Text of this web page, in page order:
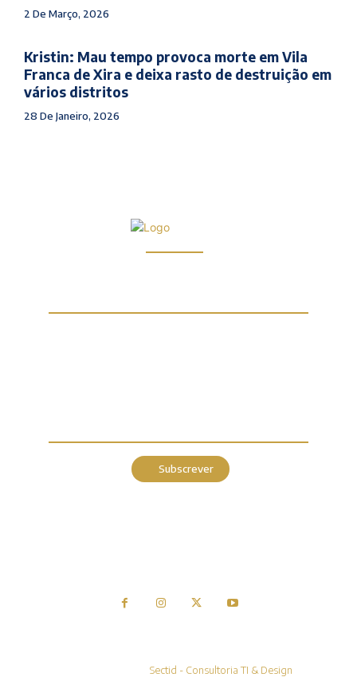
2 De Março, 2026
Kristin: Mau tempo provoca morte em Vila
Franca de Xira e deixa rasto de destruição em
vários distritos
28 De Janeiro, 2026
Subscrever
Sectid - Consultoria TI & Design